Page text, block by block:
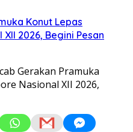
Konut Lepas
2026, Begini Pesan
Gerakan Pramuka
Nasional XII 2026,